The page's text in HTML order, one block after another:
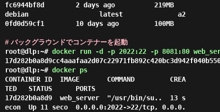
fc6944bf8d        2 days ago          219MB
debian                  latest              a2
0fd0d59cf1        10 days ago         100MB
# バックグラウンドでコンテナーを起動
root@dlp:~# docker run -d -p 2022:22 -p 8081:80
root@dlp:~# docker ps
CONTAINER ID  IMAGE       COMMAND         CREA
TED   STATUS      PORTS
17d282b0a8d9  web_server  "/usr/bin/su..  13 s
econ  Up 11 seco  0.0.0.0:2022->22/tcp, 0.0.0.